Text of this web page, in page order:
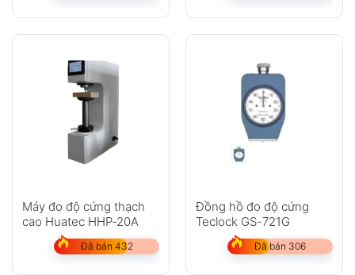
Máy đo độ cứng thạch
cao Huatec HHP-20A
Đã bán 432
Đồng hồ đo độ cứng
Teclock GS-721G
Đã bán 306